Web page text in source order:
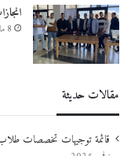
8 مايو 2024
مقالات حديثة
قائمة توجيهات تخصصات طلاب السنة